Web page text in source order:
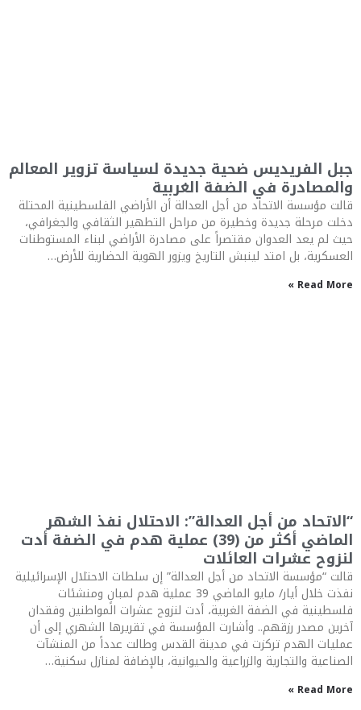
جبل الفريديس ضحية جديدة لسياسة تزوير المعالم
والمصادرة في الضفة الغربية
قالت مؤسسة الاتحاد من أجل العدالة أن الأراضي الفلسطينية المحتلة
دخلت مرحلة جديدة وخطيرة من مراحل التطهير الثقافي والجغرافي،
حيث لم يعد العدوان مقتصراً على مصادرة الأراضي لبناء المستوطنات
العسكرية، بل امتد لينبش التاريخ ويزور الهوية الحضارية للأرض…
Read More »
“الاتحاد من أجل العدالة”: الاحتلال نفذ الشهر
الماضي أكثر من (39) عملية هدم في الضفة أدت
لنزوح عشرات العائلات
قالت “مؤسسة الاتحاد من أجل العدالة” إن سلطات الاحتلال الإسرائيلية
نفذت خلال أيار/ مايو الماضي 39 عملية هدم لمبانٍ ومنشئات
فلسطينية في الضفة الغربية، أدت لنزوح عشرات المواطنين وفقدان
آخرين مصدر رزقهم.. وأشارت المؤسسة في تقريرها الشهري إلى أن
عمليات الهدم تركزت في مدينة القدس وطالت عدداً من المنشآت
الصناعية والتجارية والزراعية والحيوانية، بالإضافة لمنازل سكنية…
Read More »